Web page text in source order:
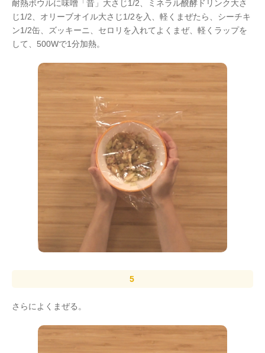
耐熱ボウルに味噌「昔」大さじ1/2、ミネラル醗酵ドリンク大さ
じ1/2、オリーブオイル大さじ1/2を入、軽くまぜたら、シーチキ
ン1/2缶、ズッキーニ、セロリを入れてよくまぜ、軽くラップを
して、500Wで1分加熱。
さらによくまぜる。